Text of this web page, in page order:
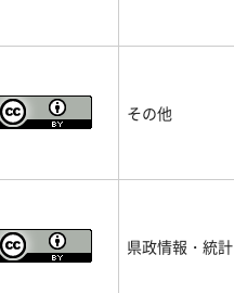
その他
県政情報・統計